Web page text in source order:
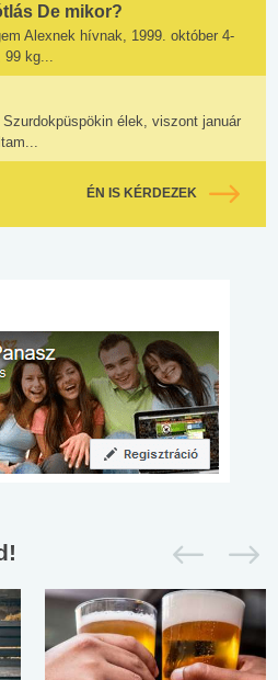
De mikor?
Alexnek hívnak, 1999. október 4-
kg...
élek, viszont január
ÉN IS KÉRDEZEK